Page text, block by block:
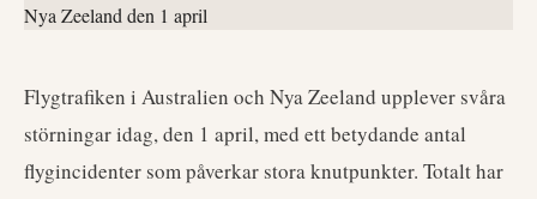
Flygtrafiken i Australien och Nya Zeeland upplever svåra
störningar idag, den 1 april, med ett betydande antal
flygincidenter som påverkar stora knutpunkter. Totalt har